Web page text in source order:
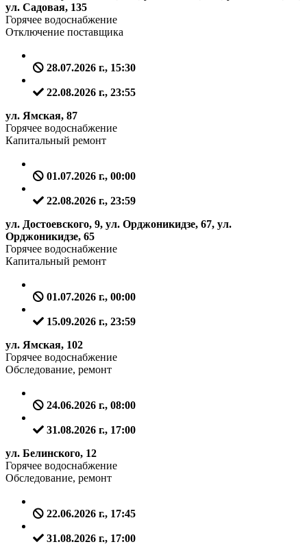
ул. Садовая, 135
Горячее водоснабжение
Отключение поставщика
28.07.2026 г., 15:30
22.08.2026 г., 23:55
ул. Ямская, 87
Горячее водоснабжение
Капитальный ремонт
01.07.2026 г., 00:00
22.08.2026 г., 23:59
ул. Достоевского, 9, ул. Орджоникидзе, 67, ул.
Орджоникидзе, 65
Горячее водоснабжение
Капитальный ремонт
01.07.2026 г., 00:00
15.09.2026 г., 23:59
ул. Ямская, 102
Горячее водоснабжение
Обследование, ремонт
24.06.2026 г., 08:00
31.08.2026 г., 17:00
ул. Белинского, 12
Горячее водоснабжение
Обследование, ремонт
22.06.2026 г., 17:45
31.08.2026 г., 17:00